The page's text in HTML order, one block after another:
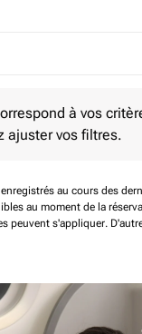
Round trip Selected
à vos
ajuster vos filtres.
au cours des
au moment de la
peuvent s'appliquer.